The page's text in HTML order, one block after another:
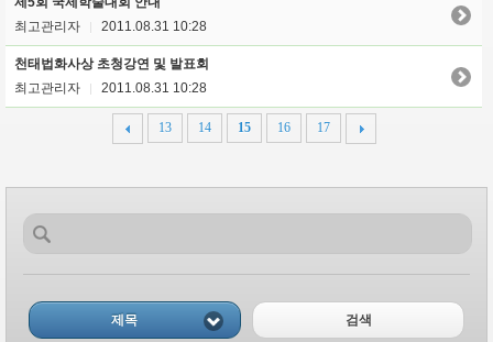
최고관리자
2011.08.31 10:28
천태법화사상 초청강연 및 발표회
최고관리자
2011.08.31 10:28
13 14 15 16 17
제목 검색